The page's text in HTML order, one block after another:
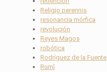
Religio perennis
resonancia mórfica
revolución
Reyes Magos
robótica
Rodríguez de la Fuente
Rumî